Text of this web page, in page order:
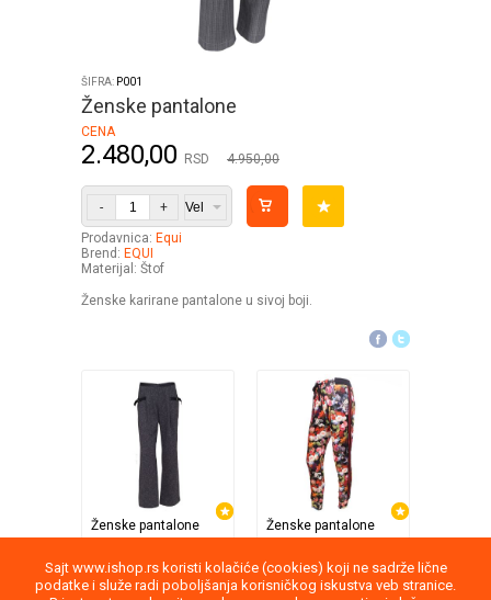
Sajt www.ishop.rs koristi kolačiće (cookies) koji ne sadrže lične
podatke i služe radi poboljšanja korisničkog iskustva veb stranice.
ŠIFRA: P001
Ženske pantalone
CENA
2.480,00 RSD 4.950,00
-
+
Prodavnica: Equi
Brend: EQUI
Materijal: Štof
Ženske karirane pantalone u sivoj boji.
Ženske pantalone
CENA 5.990,00
Ženske pantalone
CENA 5.990,00 CENA